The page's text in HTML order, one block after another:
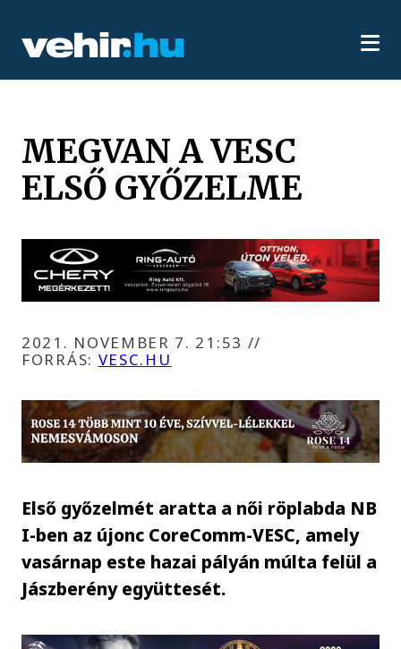
MEGVAN A VESC
ELSŐ GYŐZELME
2021. NOVEMBER 7. 21:53 //
FORRÁS: VESC.HU
Első győzelmét aratta a női röplabda NB
I-ben az újonc CoreComm-VESC, amely
vasárnap este hazai pályán múlta felül a
Jászberény együttesét.